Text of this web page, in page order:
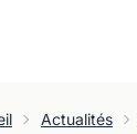
Actualités